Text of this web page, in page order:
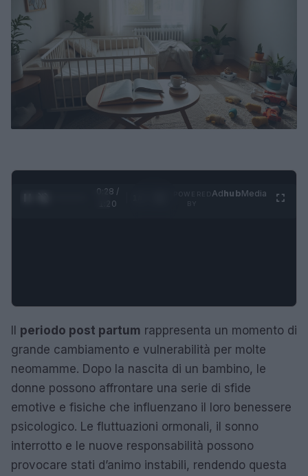
0:29 /
1:20
AdhubMedia
Il periodo post partum rappresenta un momento di
grande cambiamento e vulnerabilità per molte
neomamme. Dopo la nascita di un bambino, le
donne possono affrontare una serie di sfide
emotive e fisiche che influenzano il loro benessere
psicologico. Le fluttuazioni ormonali, il sonno
interrotto e le nuove responsabilità possono
provocare stati d’animo instabili, rendendo questa